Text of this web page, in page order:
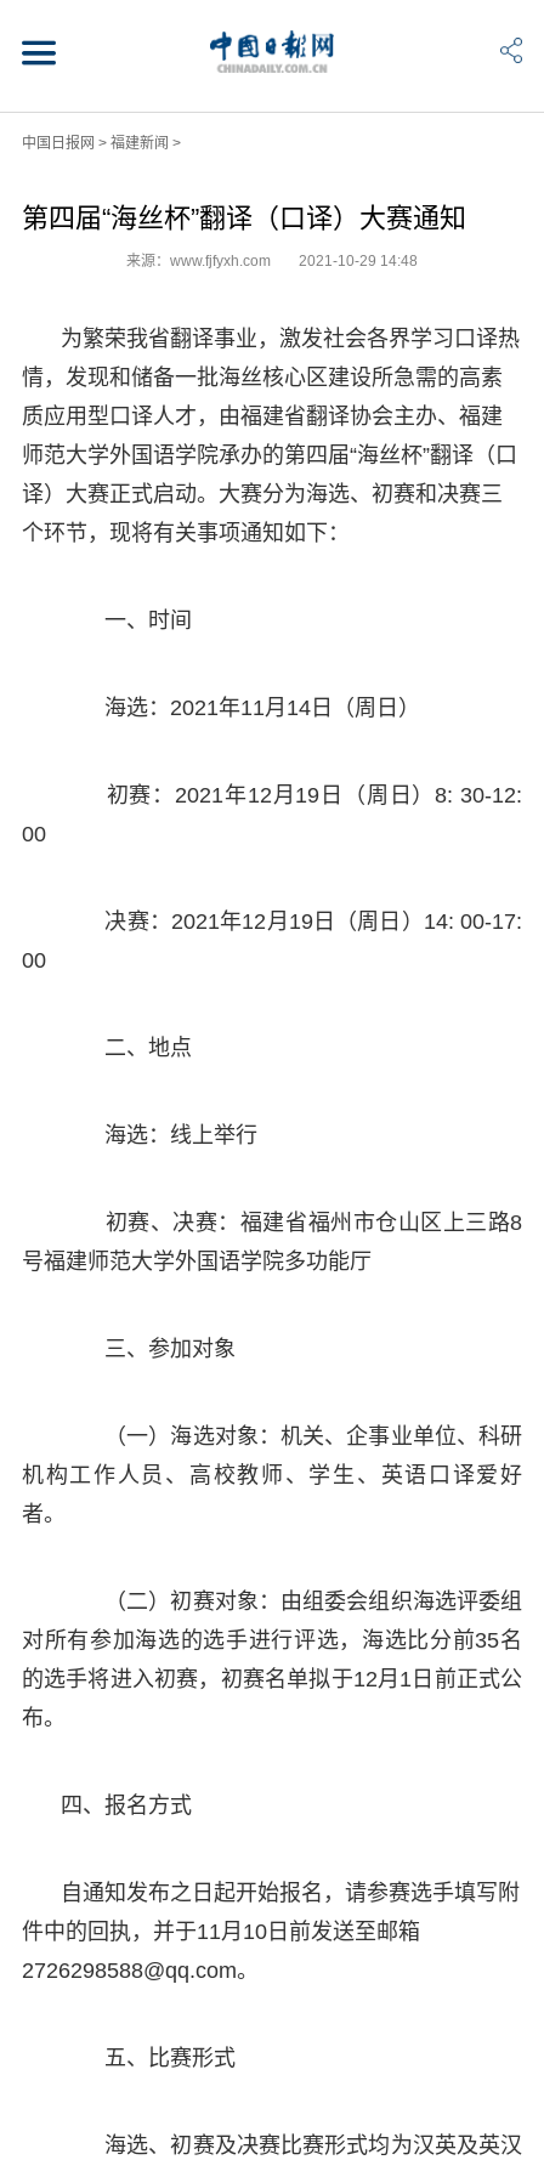
中国日报网 > 福建新闻 >
第四届“海丝杯”翻译（口译）大赛通知
来源：www.fjfyxh.com 2021-10-29 14:48
为繁荣我省翻译事业，激发社会各界学习口译热
情，发现和储备一批海丝核心区建设所急需的高素
质应用型口译人才，由福建省翻译协会主办、福建
师范大学外国语学院承办的第四届“海丝杯”翻译（口
译）大赛正式启动。大赛分为海选、初赛和决赛三
个环节，现将有关事项通知如下：
一、时间
海选：2021年11月14日（周日）
初赛：2021年12月19日（周日）8: 30-12:
00
决赛：2021年12月19日（周日）14: 00-17:
00
二、地点
海选：线上举行
初赛、决赛：福建省福州市仓山区上三路8
号福建师范大学外国语学院多功能厅
三、参加对象
（一）海选对象：机关、企事业单位、科研
机构工作人员、高校教师、学生、英语口译爱好
者。
（二）初赛对象：由组委会组织海选评委组
对所有参加海选的选手进行评选，海选比分前35名
的选手将进入初赛，初赛名单拟于12月1日前正式公
布。
四、报名方式
自通知发布之日起开始报名，请参赛选手填写附
件中的回执，并于11月10日前发送至邮箱
2726298588@qq.com。
五、比赛形式
海选、初赛及决赛比赛形式均为汉英及英汉